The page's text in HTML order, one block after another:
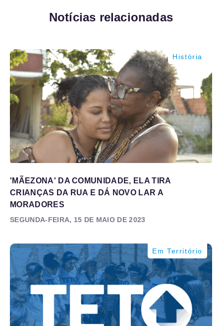
Notícias relacionadas
História
'MÃEZONA' DA COMUNIDADE, ELA TIRA
CRIANÇAS DA RUA E DÁ NOVO LAR A
MORADORES
SEGUNDA-FEIRA, 15 DE MAIO DE 2023
Em Território